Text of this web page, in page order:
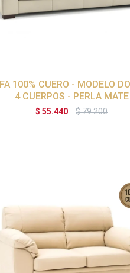
100% CUERO - MODELO
4 CUERPOS - PERLA MATE
$ 55.440 $79.200